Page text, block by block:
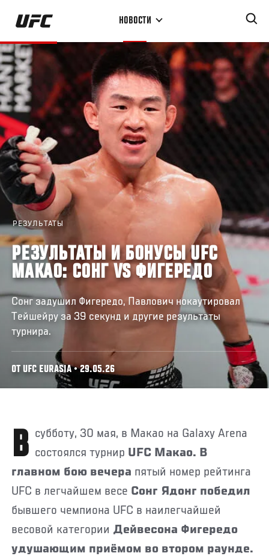
Перейти
основному
содержанию
НОВОСТИ
РЕЗУЛЬТАТЫ
РЕЗУЛЬТАТЫ И БОНУСЫ UFC
МАКАО: СОНГ VS ФИГЕРЕДО
Сонг задушил Фигередо, Павлович нокаутировал
Тейшейру за 39 секунд и другие результаты
турнира.
ОТ UFC EURASIA • 29.05.26
В субботу, 30 мая, в Макао на Galaxy Arena состоялся турнир UFC Макао. В
главном бою вечера пятый номер рейтинга
UFC в легчайшем весе Сонг Ядонг победил
бывшего чемпиона UFC в наилегчайшей
весовой категории Дейвесона Фигередо
удушающим приёмом во втором раунде.